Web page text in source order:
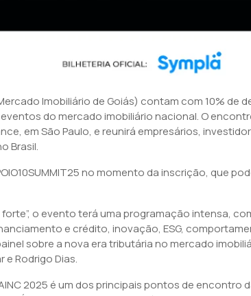
Imobiliário de Goiás) contam com 10% de
do mercado imobiliário nacional. O
em São Paulo, e reunirá empresários,
Brasil.
no momento da inscrição, que
o evento terá uma programação intensa,
e crédito, inovação, ESG,
sobre a nova era tributária no mercado
e Rodrigo Dias.
2025 é um dos principais pontos de encontro